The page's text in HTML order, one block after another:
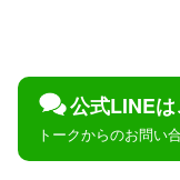
公式LINEは
トークからのお問い